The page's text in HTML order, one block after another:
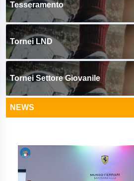
Tesseramento
Tornei LND
Tornei Settore Giovanile
NEWS